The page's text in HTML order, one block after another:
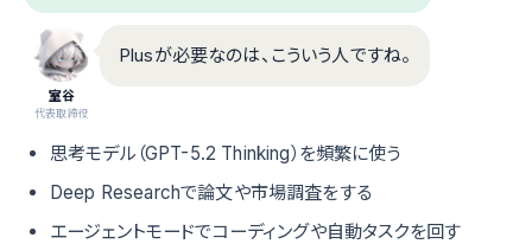
室谷
代表取締役
Plusが必要なのは、こういう人ですね。
思考モデル（GPT-5.2 Thinking）を頻繁に使う
Deep Researchで論文や市場調査をする
エージェントモードでコーディングや自動タスクを回す